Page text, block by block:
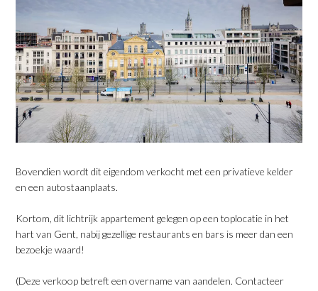
Bovendien wordt dit eigendom verkocht met een privatieve kelder
en een autostaanplaats.
Kortom, dit lichtrijk appartement gelegen op een toplocatie in het
hart van Gent, nabij gezellige restaurants en bars is meer dan een
bezoekje waard!
(Deze verkoop betreft een overname van aandelen. Contacteer